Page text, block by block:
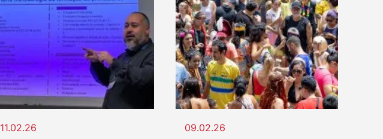
11.02.26 09.02.26